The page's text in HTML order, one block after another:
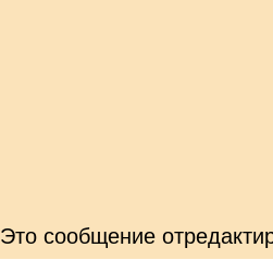
Это сообщение